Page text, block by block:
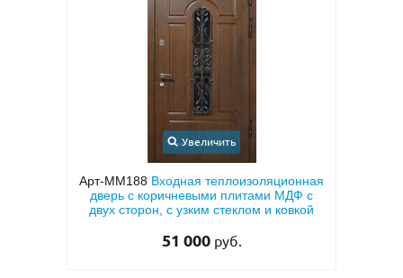
Увеличить
Арт-ММ50 Входная квартирная дверь с
МДФ ПВХ коричневого цвета с двух
сторон
27 000 руб. 29 500 руб.